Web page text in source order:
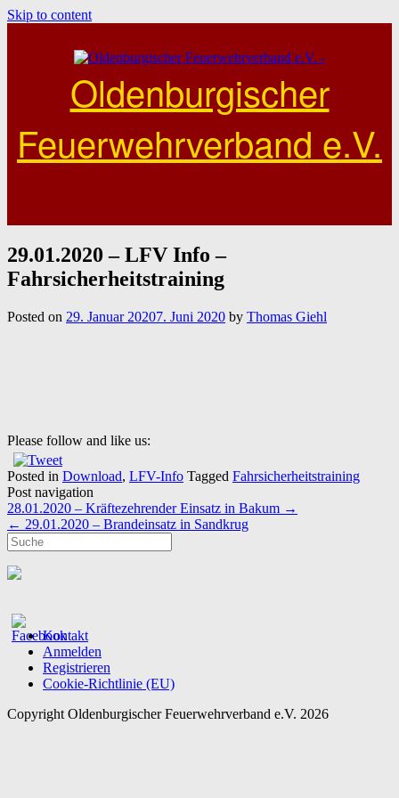
Skip to content
Oldenburgischer
Feuerwehrverband e.V.
29.01.2020 – LFV Info –
Fahrsicherheitstraining
Posted on 29. Januar 20207. Juni 2020 by Thomas Giehl
Please follow and like us:
Posted in Download, LFV-Info Tagged Fahrsicherheitstraining
Post navigation
28.01.2020 – Kräftezehrender Einsatz in Bakum →
← 29.01.2020 – Brandeinsatz in Sandkrug
Kontakt
Anmelden
Registrieren
Cookie-Richtlinie (EU)
Copyright Oldenburgischer Feuerwehrverband e.V. 2026